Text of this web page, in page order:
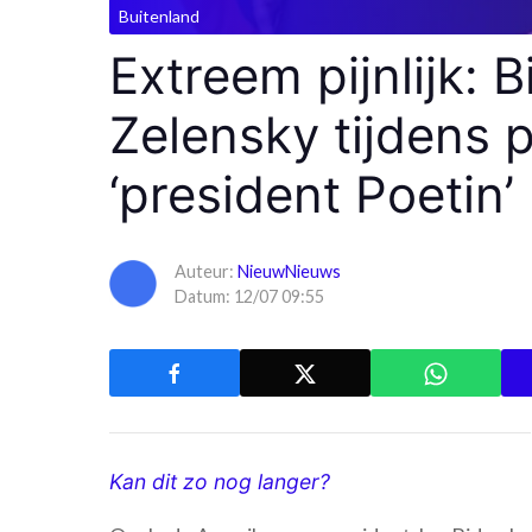
Buitenland
Extreem pijnlijk:
Zelensky tijdens
‘president Poetin’
Auteur: NieuwNieuws
Datum: 12/07 09:55
Kan dit zo nog langer?